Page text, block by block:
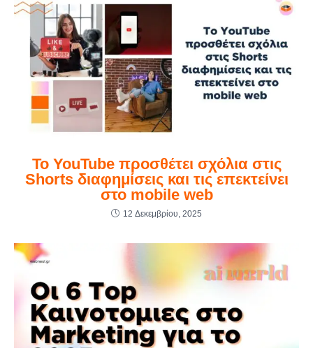
Το YouTube προσθέτει σχόλια στις
Shorts διαφημίσεις και τις επεκτείνει
στο mobile web
12 Δεκεμβρίου, 2025